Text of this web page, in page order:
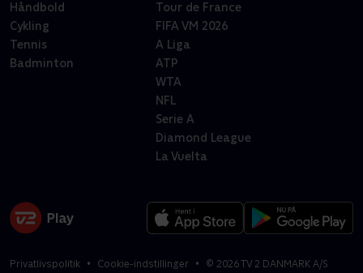
Håndbold
Cykling
Tennis
Badminton
Tour de France
FIFA VM 2026
A Liga
ATP
WTA
NFL
Serie A
Diamond League
La Vuelta
Privatlivspolitik Cookie-indstillinger © 2026TV 2 DANMARK A/S